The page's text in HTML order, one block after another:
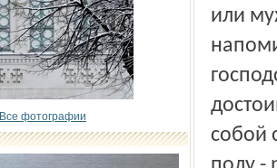
Все фотографии
или
собой